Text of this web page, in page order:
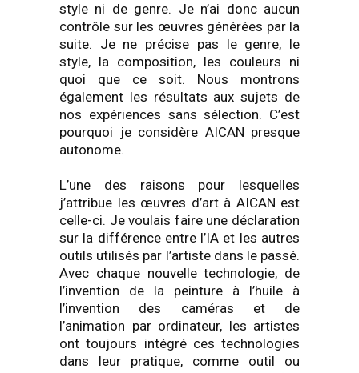
style ni de genre. Je n’ai donc aucun
contrôle sur les œuvres générées par la
suite. Je ne précise pas le genre, le
style, la composition, les couleurs ni
quoi que ce soit. Nous montrons
également les résultats aux sujets de
nos expériences sans sélection. C’est
pourquoi je considère AICAN presque
autonome.
L’une des raisons pour lesquelles
j’attribue les œuvres d’art à AICAN est
celle-ci. Je voulais faire une déclaration
sur la différence entre l’IA et les autres
outils utilisés par l’artiste dans le passé.
Avec chaque nouvelle technologie, de
l’invention de la peinture à l’huile à
l’invention des caméras et de
l’animation par ordinateur, les artistes
ont toujours intégré ces technologies
dans leur pratique, comme outil ou